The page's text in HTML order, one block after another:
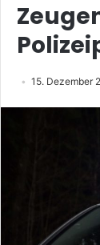
15. Dezember